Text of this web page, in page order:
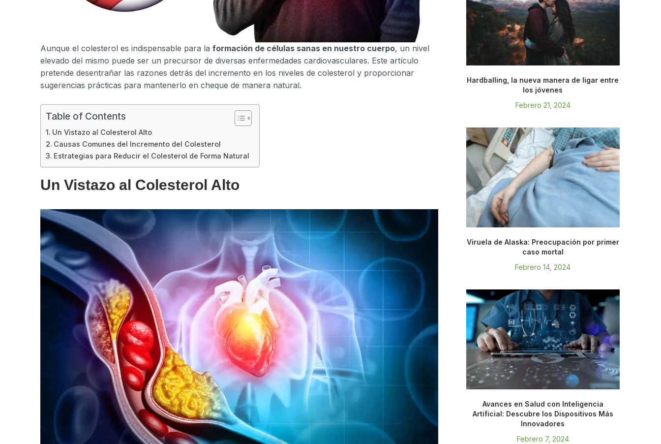
Aunque el colesterol es indispensable para la formación de células sanas en nuestro cuerpo, un nivel
elevado del mismo puede ser un precursor de diversas enfermedades cardiovasculares. Este artículo
pretende desentrañar las razones detrás del incremento en los niveles de colesterol y proporcionar
sugerencias prácticas para mantenerlo en cheque de manera natural.
Table of Contents
Un Vistazo al Colesterol Alto
Causas Comunes del Incremento del Colesterol
Estrategias para Reducir el Colesterol de Forma Natural
Un Vistazo al Colesterol Alto
Hardballing, la nueva manera de ligar entre
los jóvenes
Febrero 21, 2024
Viruela de Alaska: Preocupación por primer
caso mortal
Febrero 14, 2024
Avances en Salud con Inteligencia
Artificial: Descubre los Dispositivos Más
Innovadores
Febrero 7, 2024